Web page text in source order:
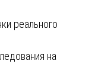
реального
на